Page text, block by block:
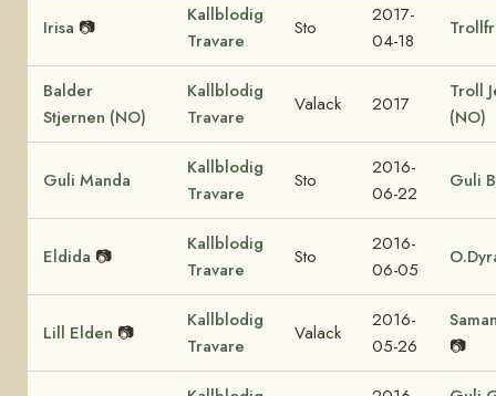
Irisa 📷
Kallblodig
Travare
Sto
2017-
04-18
Balder
Stjernen (NO)
Kallblodig
Travare
Valack 2017
Troll
(NO)
Guli Manda
Kallblodig
Travare
Sto
2016-
06-22
Guli
Eldida 📷
Kallblodig
Travare
Sto
2016-
06-05
Lill Elden 📷
Kallblodig
Travare
Valack
2016-
05-26
📷